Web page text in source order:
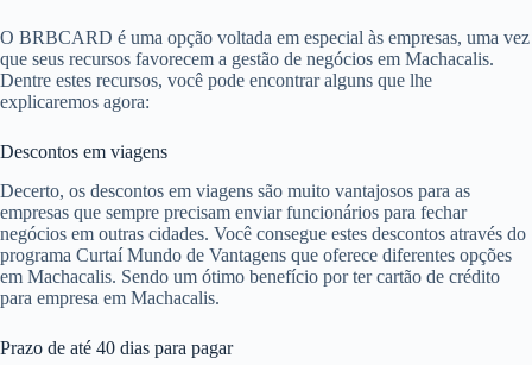
O BRBCARD é uma opção voltada em especial às empresas, uma vez
que seus recursos favorecem a gestão de negócios em Machacalis.
Dentre estes recursos, você pode encontrar alguns que lhe
explicaremos agora:
Descontos em viagens
Decerto, os descontos em viagens são muito vantajosos para as
empresas que sempre precisam enviar funcionários para fechar
negócios em outras cidades. Você consegue estes descontos através do
programa Curtaí Mundo de Vantagens que oferece diferentes opções
em Machacalis. Sendo um ótimo benefício por ter cartão de crédito
para empresa em Machacalis.
Prazo de até 40 dias para pagar